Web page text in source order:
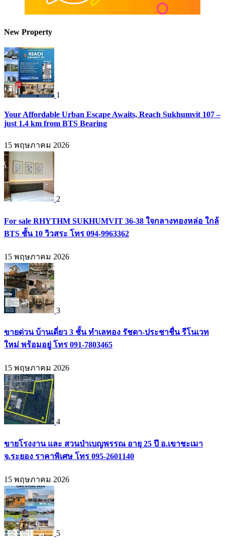
New Property
1
Your Affordable Urban Escape Awaits, Reach Sukhumvit 107 –
just 1.4 km from BTS Bearing
15 พฤษภาคม 2026
2
For sale RHYTHM SUKHUMVIT 36-38 ใจกลางทองหล่อ ใกล้
BTS ชั้น 10 วิวสระ โทร 094-9963362
15 พฤษภาคม 2026
3
ขายด่วน บ้านเดี่ยว 3 ชั้น ทำเลทอง รัชดา-ประชาชื่น รีโนเวท
ใหม่ พร้อมอยู่ โทร 091-7803465
15 พฤษภาคม 2026
4
ขายโรงงาน และ สวนป่าเบญพรรณ อายุ 25 ปี อ.เขาชะเมา
จ.ระยอง ราคาพิเศษ โทร 095-2601140
15 พฤษภาคม 2026
5